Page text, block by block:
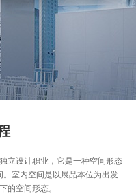
立设计职业，它是一种空间形态
室内空间是以展品本位为出发
的空间形态。